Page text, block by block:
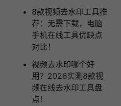
8款视频去水印工具推
荐：无需下载，电脑
手机在线工具优缺点
对比！
视频去水印哪个好
用？2026实测8款视
频在线去水印工具盘
点！